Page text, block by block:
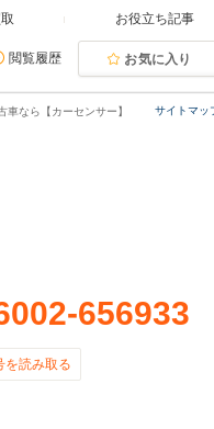
お役立ち記事
閲覧履歴 お気に入り
サイトマッ
車なら【カーセンサー】
656933
を読み取る